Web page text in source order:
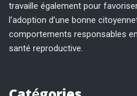
travaille également pour
l’adoption d’une bonne
comportements responsables
santé reproductive.